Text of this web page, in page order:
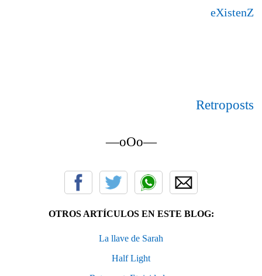
eXistenZ
Retroposts
—oOo—
OTROS ARTÍCULOS EN ESTE BLOG:
La llave de Sarah
Half Light